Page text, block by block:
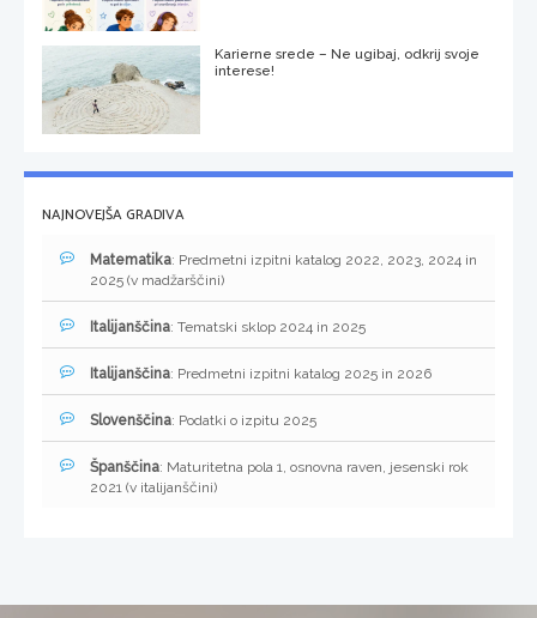
Karierne srede – Ne ugibaj, odkrij svoje
interese!
NAJNOVEJŠA GRADIVA
Matematika: Predmetni izpitni katalog 2022, 2023, 2024 in
2025 (v madžarščini)
Italijanščina: Tematski sklop 2024 in 2025
Italijanščina: Predmetni izpitni katalog 2025 in 2026
Slovenščina: Podatki o izpitu 2025
Španščina: Maturitetna pola 1, osnovna raven, jesenski rok
2021 (v italijanščini)